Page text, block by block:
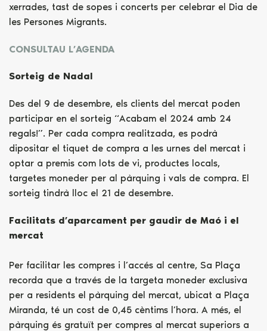
xerrades, tast de sopes i concerts per celebrar el Dia de
les Persones Migrants.
CONSULTAU L’AGENDA
Sorteig de Nadal
Des del 9 de desembre, els clients del mercat poden
participar en el sorteig “Acabam el 2024 amb 24
regals!”. Per cada compra realitzada, es podrà
dipositar el tiquet de compra a les urnes del mercat i
optar a premis com lots de vi, productes locals,
targetes moneder per al pàrquing i vals de compra. El
sorteig tindrà lloc el 21 de desembre.
Facilitats d’aparcament per gaudir de Maó i el
mercat
Per facilitar les compres i l’accés al centre, Sa Plaça
recorda que a través de la targeta moneder exclusiva
per a residents el pàrquing del mercat, ubicat a Plaça
Miranda, té un cost de 0,45 cèntims l’hora. A més, el
pàrquing és gratuït per compres al mercat superiors a